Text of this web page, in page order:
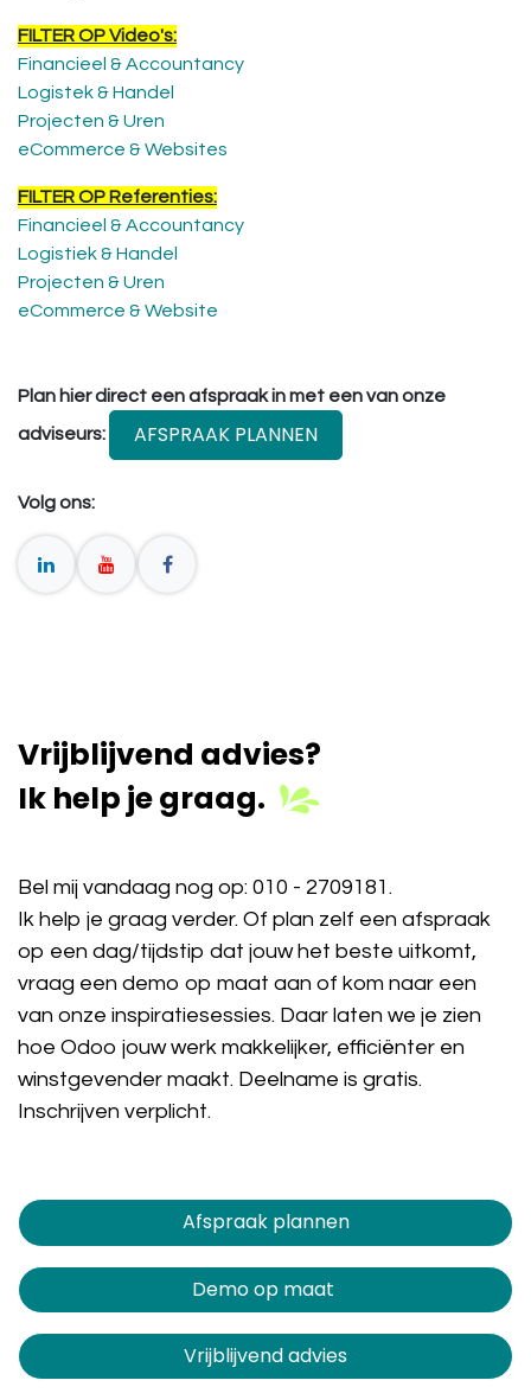
FILTER OP Video's:
Financieel & Accountancy
Logistek & Handel
Projecten & Uren
eCommerce & Websites
FILTER OP Referenties:
Financieel & Accountancy
Logistiek & Handel
Projecten & Uren
eCommerce & Website
Plan hier direct een afspraak in met een van onze
adviseurs:
AFSPRAAK PLANNEN
Volg ons:
Vrijblijvend advies?
Ik help je graag.
Bel mij vandaag nog op: 010 - 2709181 .
Ik help je graag verder. Of plan zelf een afspraak
op een dag/tijdstip dat jouw het beste uitkomt,
vraag een demo op maat aan of kom naar een
van onze inspiratiesessies. Daar laten we je zien
hoe Odoo jouw werk makkelijker, efficiënter en
winstgevender maakt. Deelname is gratis.
Inschrijven verplicht.
Afspraak plannen​​​​
Demo op maat
Vrijblijvend advies